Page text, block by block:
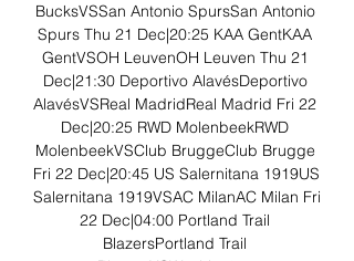
BucksVSSan Antonio SpursSan Antonio
Spurs Thu 21 Dec|20:25 KAA GentKAA
GentVSOH LeuvenOH Leuven Thu 21
Dec|21:30 Deportivo AlavésDeportivo
AlavésVSReal MadridReal Madrid Fri 22
Dec|20:25 RWD MolenbeekRWD
MolenbeekVSClub BruggeClub Brugge
Fri 22 Dec|20:45 US Salernitana 1919US
Salernitana 1919VSAC MilanAC Milan Fri
22 Dec|04:00 Portland Trail
BlazersPortland Trail